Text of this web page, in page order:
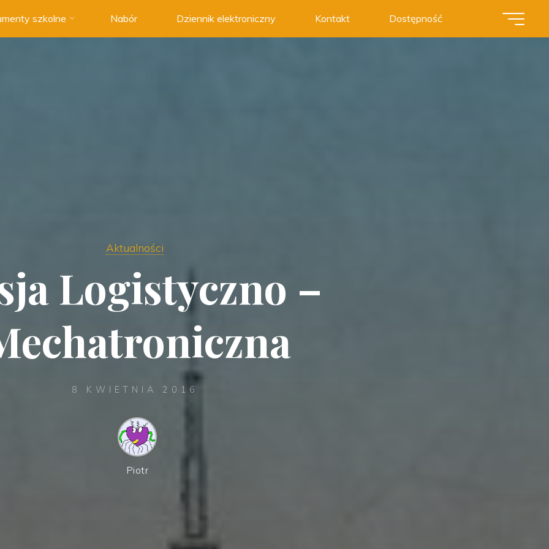
szkolne Nabór Dziennik elektroniczny Kontakt Dostępność
Aktualności
Logistyczno –
8 KWIETNIA 2016
Piotr